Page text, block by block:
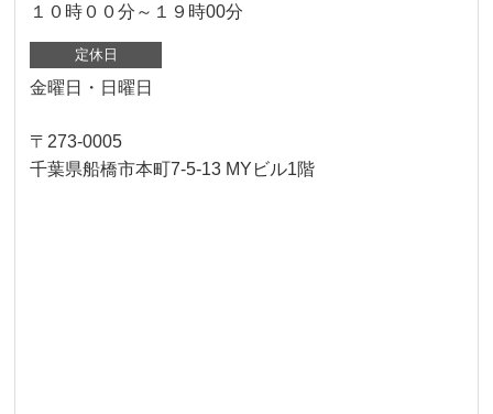
１０時００分～１９時00分
定休日
金曜日・日曜日
〒273-0005
千葉県船橋市本町7-5-13 MYビル1階